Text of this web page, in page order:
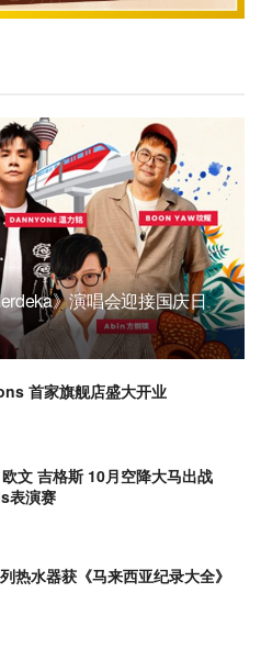
》演唱会迎接国庆日
首家旗舰店盛大开业
文 吉格斯 10月空降大马出战
表演赛
热水器获《马来西亚纪录大全》